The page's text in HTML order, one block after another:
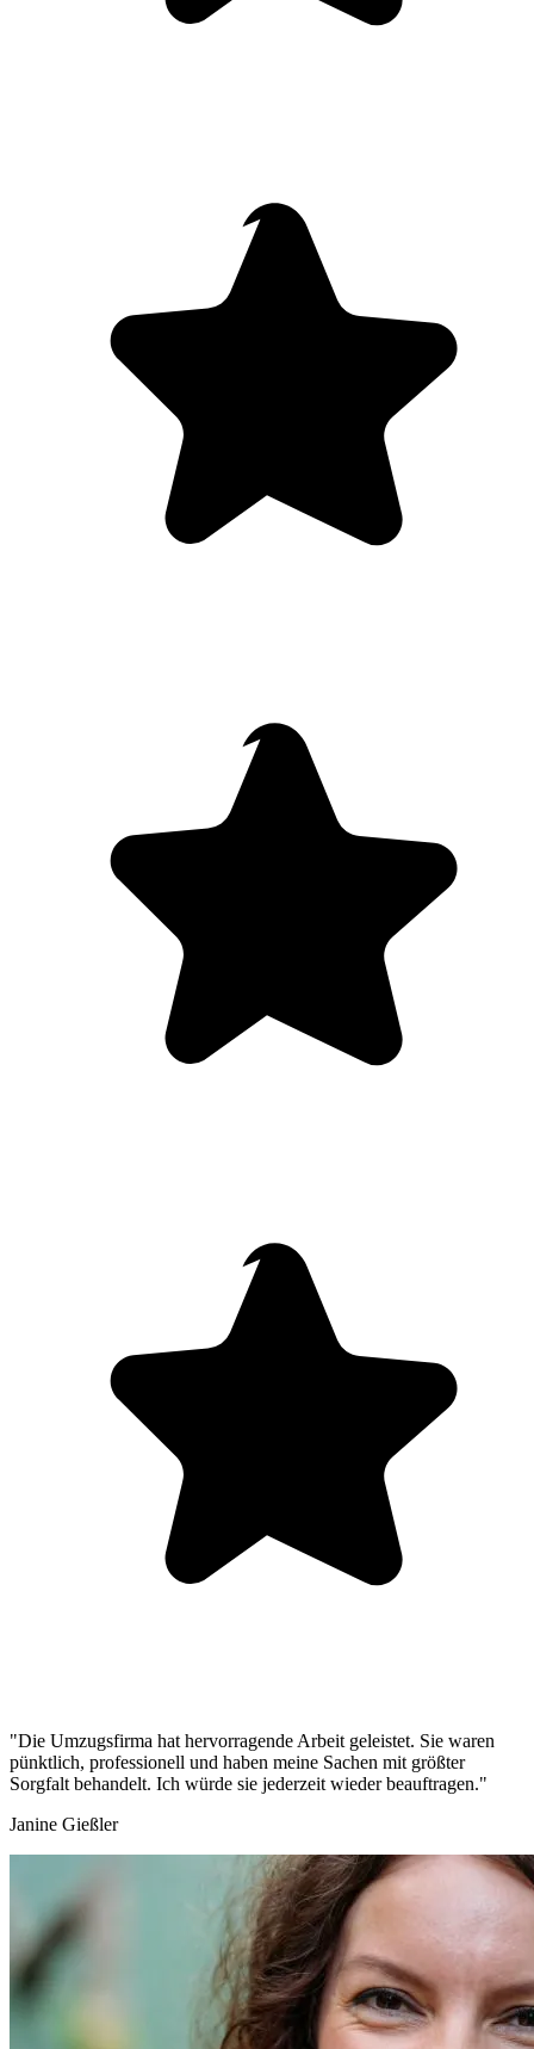
"Die Umzugsfirma hat hervorragende Arbeit geleistet. Sie waren
pünktlich, professionell und haben meine Sachen mit größter
Sorgfalt behandelt. Ich würde sie jederzeit wieder beauftragen."
Janine Gießler